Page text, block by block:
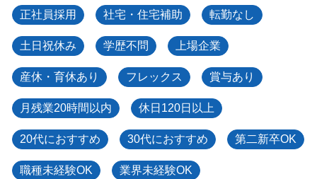
正社員採用 社宅・住宅補助 転勤なし
土日祝休み 学歴不問 上場企業
産休・育休あり フレックス 賞与あり
月残業20時間以内 休日120日以上
20代におすすめ 30代におすすめ 第二新卒OK
職種未経験OK 業界未経験OK